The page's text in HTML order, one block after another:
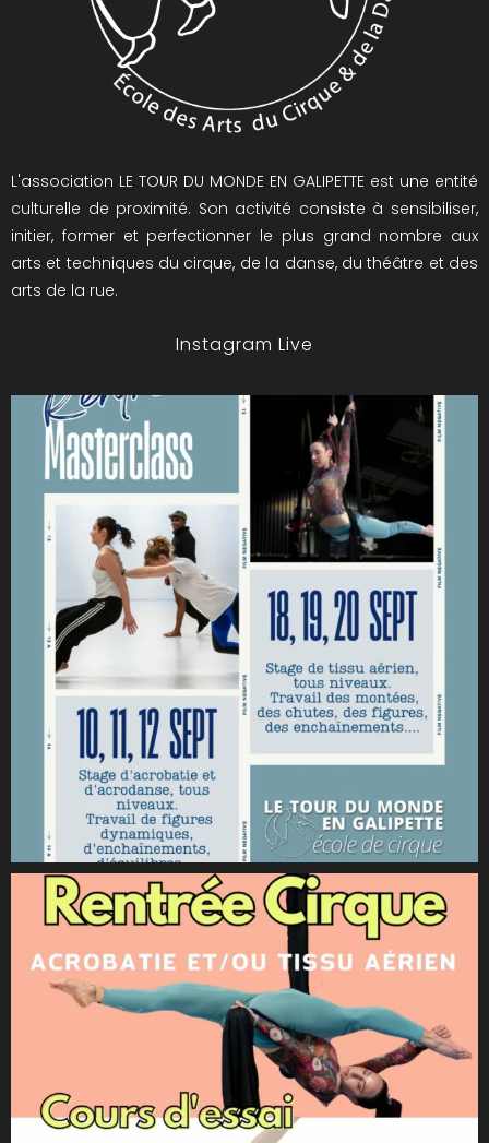
L'association LE TOUR DU MONDE EN GALIPETTE est une entité
culturelle de proximité. Son activité consiste à sensibiliser,
initier, former et perfectionner le plus grand nombre aux
arts et techniques du cirque, de la danse, du théâtre et des
arts de la rue.
Instagram Live